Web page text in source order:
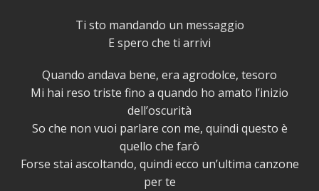
Ti sto mandando un messaggio
E spero che ti arrivi
Quando andava bene, era agrodolce, tesoro
Mi hai reso triste fino a quando ho amato l’inizio
dell’oscurità
So che non vuoi parlare con me, quindi questo è
quello che farò
Forse stai ascoltando, quindi ecco un’ultima canzone
per te